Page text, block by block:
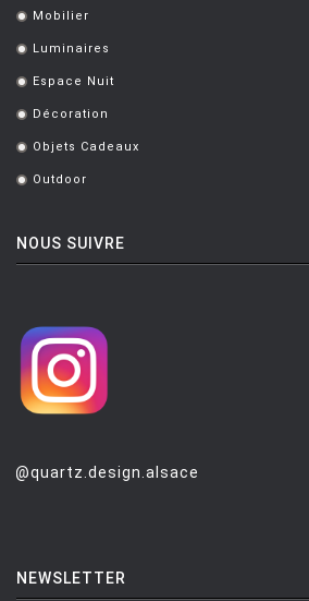
. Mobilier
. Luminaires
. Espace Nuit
. Décoration
. Objets Cadeaux
. Outdoor
NOUS SUIVRE
@quartz.design.alsace
NEWSLETTER